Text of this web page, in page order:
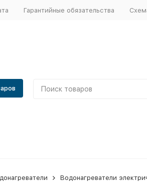
Гарантийные обязательства
Водонагреватели